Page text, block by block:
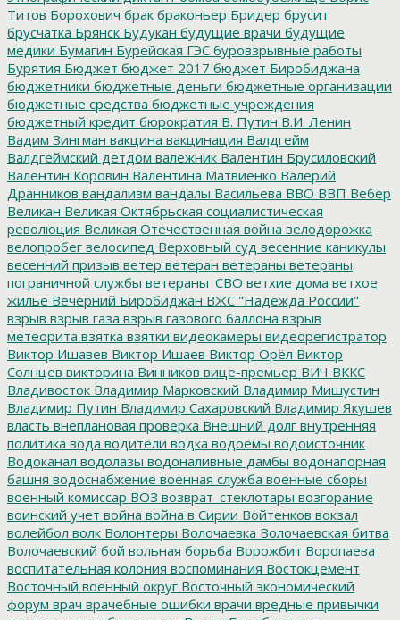
Титов Борохович брак браконьер Бридер брусит
брусчатка Брянск Будукан будущие врачи будущие
медики Бумагин Бурейская ГЭС буровзрывные работы
Бурятия Бюджет бюджет 2017 бюджет Биробиджана
бюджетники бюджетные деньги бюджетные организации
бюджетные средства бюджетные учреждения
бюджетный кредит бюрократия В. Путин В.И. Ленин
Вадим Зингман вакцина вакцинация Валдгейм
Валдгеймский детдом валежник Валентин Брусиловский
Валентин Коровин Валентина Матвиенко Валерий
Дранников вандализм вандалы Васильева ВВО ВВП Вебер
Великан Великая Октябрьская социалистическая
революция Великая Отечественная война велодорожка
велопробег велосипед Верховный суд весенние каникулы
весенний призыв ветер ветеран ветераны ветераны
пограничной службы ветераны_СВО ветхие дома ветхое
жилье Вечерний Биробиджан ВЖС "Надежда России"
взрыв взрыв газа взрыв газового баллона взрыв
метеорита взятка взятки видеокамеры видеорегистратор
Виктор Ишавев Виктор Ишаев Виктор Орёл Виктор
Солнцев викторина Винников вице-премьер ВИЧ ВККС
Владивосток Владимир Марковский Владимир Мишустин
Владимир Путин Владимир Сахаровский Владимир Якушев
власть внеплановая проверка Внешний долг внутренняя
политика вода водители водка водоемы водоисточник
Водоканал водолазы водоналивные дамбы водонапорная
башня водоснабжение военная служба военные сборы
военный комиссар ВОЗ возврат_стеклотары возгорание
воинский учет война война в Сирии Войтенков вокзал
волейбол волк Волонтеры Волочаевка Волочаевская битва
Волочаевский бой вольная борьба Ворожбит Воропаева
воспитательная колония воспоминания Востокцемент
Восточный военный округ Восточный экономический
форум врач врачебные ошибки врачи вредные привычки